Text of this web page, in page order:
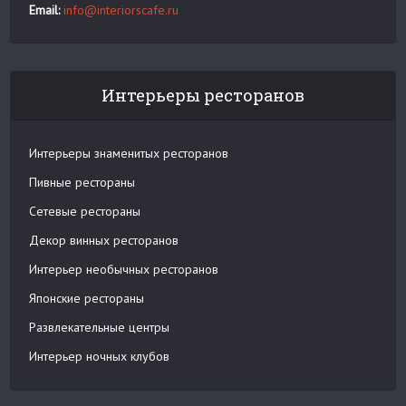
Email: info@interiorscafe.ru
Интерьеры ресторанов
Интерьеры знаменитых ресторанов
Пивные рестораны
Сетевые рестораны
Декор винных ресторанов
Интерьер необычных ресторанов
Японские рестораны
Развлекательные центры
Интерьер ночных клубов